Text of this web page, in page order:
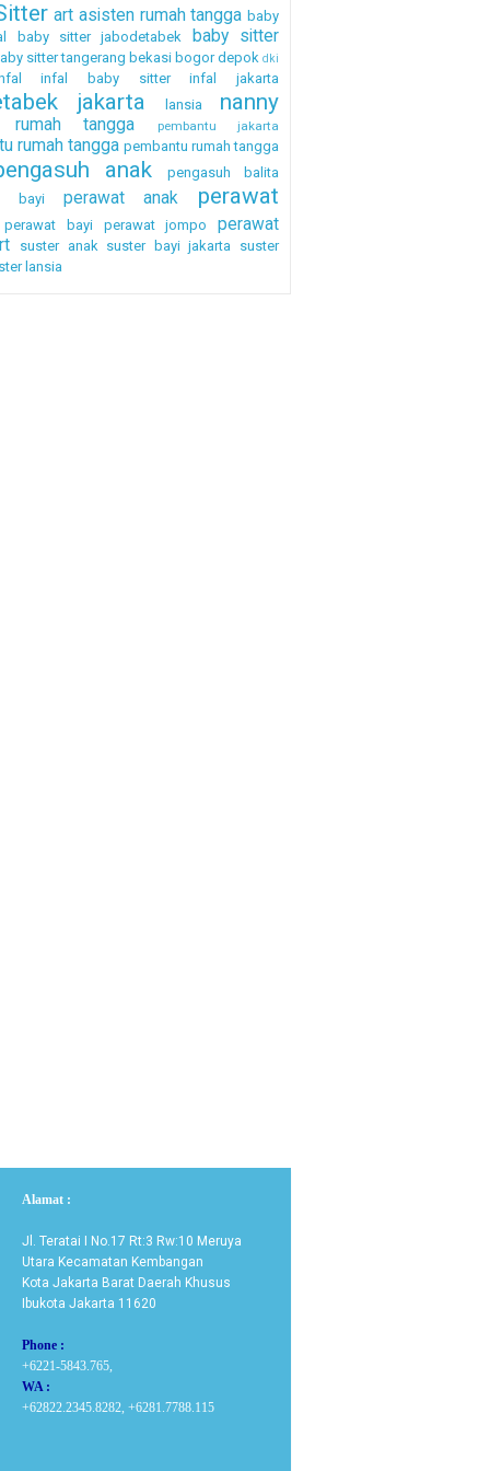
art asisten rumah tangga baby
baby sitter jabodetabek baby sitter
sitter tangerang bekasi bogor depok dki
infal baby sitter infal jakarta
jakarta lansia nanny
rumah tangga pembantu jakarta
rumah tangga pembantu rumah tangga
anak
pengasuh balita
bayi
perawat anak perawat
perawat bayi perawat jompo
perawat
suster anak suster bayi jakarta
suster
lansia
Alamat :
Jl. Teratai I No.17 Rt:3 Rw:10 Meruya
Utara Kecamatan Kembangan
Kota Jakarta Barat Daerah Khusus
Ibukota Jakarta 11620
Phone :
+6221-5843.765,
WA :
+62822.2345.8282, +6281.7788.115